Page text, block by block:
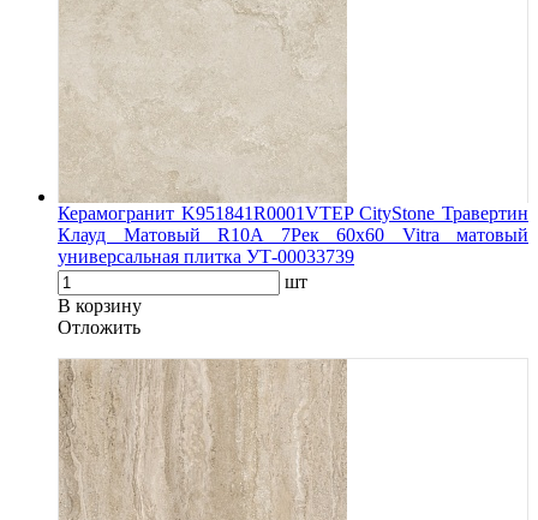
Керамогранит K951841R0001VTEP CityStone Травертин
Клауд Матовый R10A 7Рек 60x60 Vitra матовый
универсальная плитка УТ-00033739
шт
В корзину
Oтложить